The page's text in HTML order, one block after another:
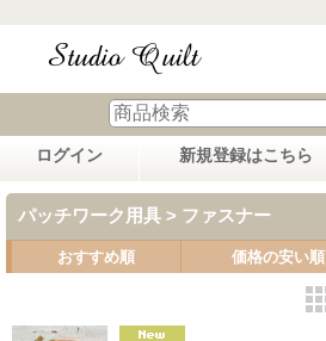
ログイン 新規登録はこちら
パッチワーク用具 > ファスナー
おすすめ順 価格の安い順